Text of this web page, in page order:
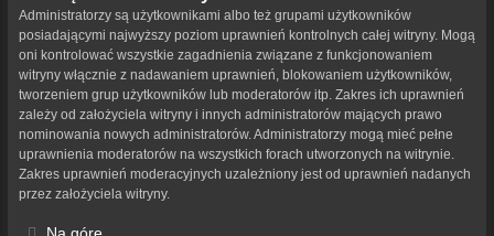
Administratorzy są użytkownikami albo też grupami użytkowników
posiadającymi najwyższy poziom uprawnień kontrolnych całej witryny. Mogą
oni kontrolować wszystkie zagadnienia związane z funkcjonowaniem
witryny włącznie z nadawaniem uprawnień, blokowaniem użytkowników,
tworzeniem grup użytkowników lub moderatorów itp. Zakres ich uprawnień
zależy od założyciela witryny i innych administratorów mających prawo
nominowania nowych administratorów. Administratorzy mogą mieć pełne
uprawnienia moderatorów na wszystkich forach utworzonych na witrynie.
Zakres uprawnień moderacyjnych uzależniony jest od uprawnień nadanych
przez założyciela witryny.
Na górę